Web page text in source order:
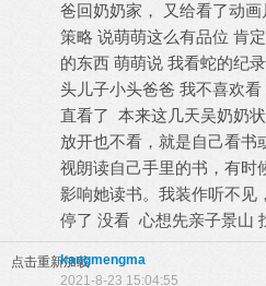
爸回奶奶家， 又给看了动
策略 说萌萌这么有品位 肯
的东西 萌萌说 我看蛇的纪
头儿子小头爸爸 我不喜欢
直看了 本来这几天吴奶奶
放开也不看，就是自己看书
视朗读自己手里的书，有时
影响她读书。我装作听不见
停了 没看 心想先亲子景山
点击重新加载kangmengma
2021-8-23 15:04:55